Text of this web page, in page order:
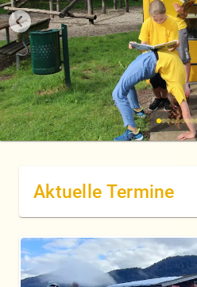
Aktuelle Termine